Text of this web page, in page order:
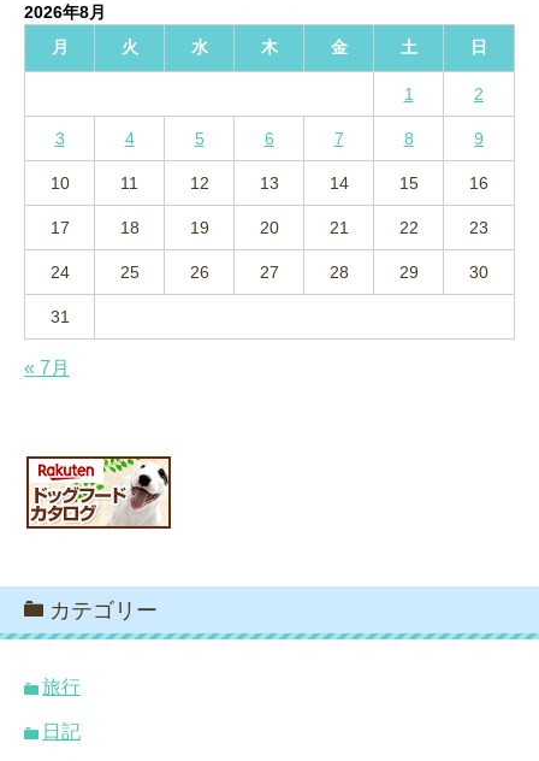
ブ
2026年8月
月
火 水 木 金 土 日
1 2
3 4 5 6 7 8 9
10 11 12 13 14 15 16
17 18 19 20 21 22 23
24 25 26 27 28 29 30
31
« 7月
カテゴリー
旅行
日記